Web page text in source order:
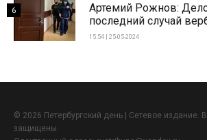
Артемий Рожнов:
последний случай
15:54 | 25-05-2024
6
© 2026 Петербургский день | Сетевое издание.
защищены.